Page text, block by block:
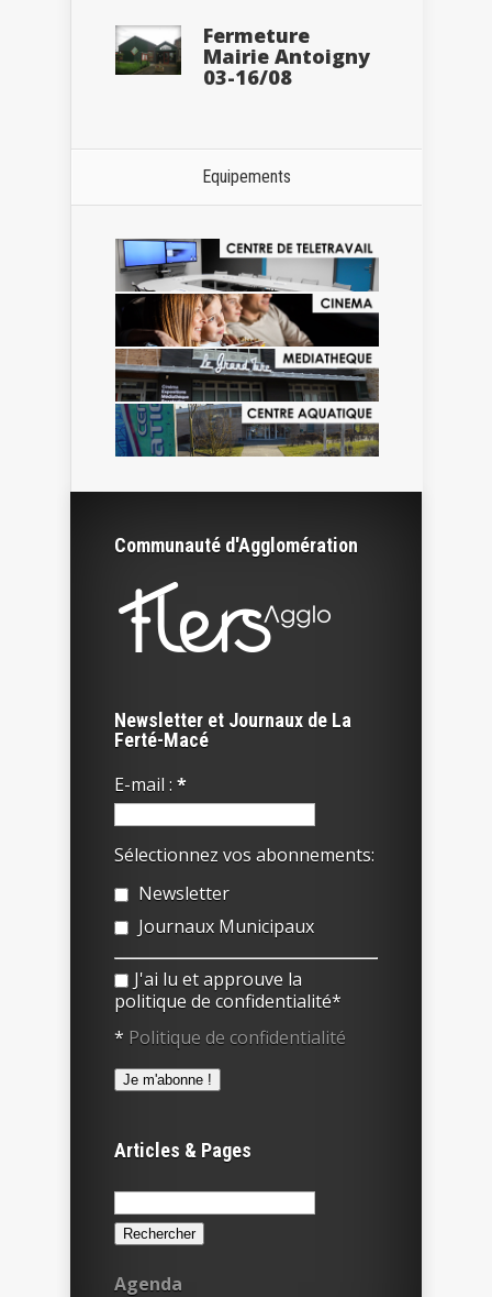
Fermeture
Mairie Antoigny
03-16/08
Equipements
Communauté d'Agglomération
Newsletter et Journaux de La
Ferté-Macé
E-mail : *
Sélectionnez vos abonnements:
Newsletter
Journaux Municipaux
J'ai lu et approuve la
politique de confidentialité*
* Politique de confidentialité
Articles & Pages
Rechercher :
Agenda